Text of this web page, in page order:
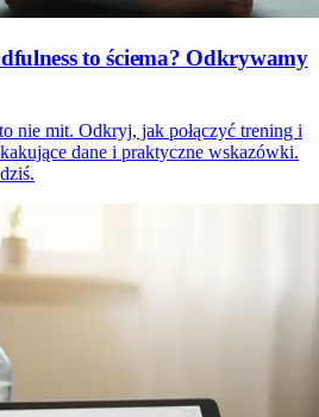
to ściema? Odkrywamy
nie mit. Odkryj, jak połączyć trening i
dane i praktyczne wskazówki.